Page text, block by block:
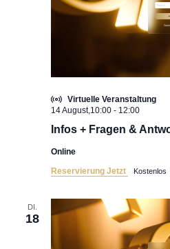
Infos + Fragen &
14 August,10:00- 12:00
Online
Virtuelle Veranstaltung
Reservierung Jetzt Kostenlos
DI.
18